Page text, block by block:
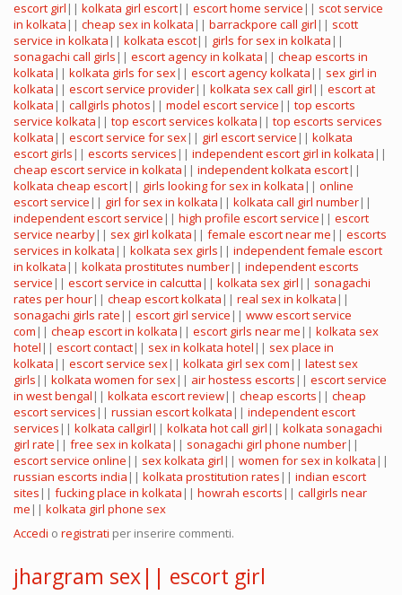
escort girl || kolkata girl escort|| escort home service || scot service
in kolkata || cheap sex in kolkata || barrackpore call girl || scott
service in kolkata || kolkata escot|| girls for sex in kolkata ||
sonagachi call girls || escort agency in kolkata || cheap escorts in
kolkata || kolkata girls for sex|| escort agency kolkata || sex girl in
kolkata || escort service provider|| kolkata sex call girl || escort at
kolkata || callgirls photos || model escort service || top escorts
service kolkata || top escort services kolkata || top escorts services
kolkata || escort service for sex|| girl escort service || kolkata
escort girls || escorts services || independent escort girl in kolkata ||
cheap escort service in kolkata || independent kolkata escort||
kolkata cheap escort|| girls looking for sex in kolkata || online
escort service || girl for sex in kolkata || kolkata call girl number||
independent escort service || high profile escort service || escort
service nearby|| sex girl kolkata || female escort near me || escorts
services in kolkata || kolkata sex girls || independent female escort
in kolkata || kolkata prostitutes number|| independent escorts
service || escort service in calcutta || kolkata sex girl || sonagachi
rates per hour|| cheap escort kolkata || real sex in kolkata ||
sonagachi girls rate || escort girl service || www escort service
com || cheap escort in kolkata || escort girls near me || kolkata sex
hotel || escort contact|| sex in kolkata hotel || sex place in
kolkata || escort service sex|| kolkata girl sex com || latest sex
girls || kolkata women for sex|| air hostess escorts || escort service
in west bengal || kolkata escort review|| cheap escorts || cheap
escort services || russian escort kolkata || independent escort
services || kolkata callgirl || kolkata hot call girl || kolkata sonagachi
girl rate || free sex in kolkata || sonagachi girl phone number||
escort service online || sex kolkata girl || women for sex in kolkata ||
russian escorts india || kolkata prostitution rates || indian escort
sites || fucking place in kolkata || howrah escorts || callgirls near
me || kolkata girl phone sex
Accedi o registrati per inserire commenti.
jhargram sex|| escort girl